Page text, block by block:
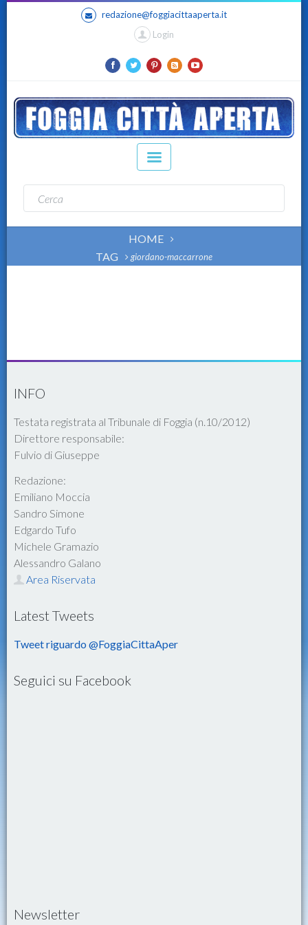
redazione@foggiacittaaperta.it
Login
HOME
TAG
giordano-maccarrone
INFO
Testata registrata al Tribunale di Foggia (n.10/2012)
Direttore responsabile:
Fulvio di Giuseppe
Redazione:
Emiliano Moccia
Sandro Simone
Edgardo Tufo
Michele Gramazio
Alessandro Galano
Area Riservata
Latest Tweets
Tweet riguardo @FoggiaCittaAper
Seguici su Facebook
Newsletter